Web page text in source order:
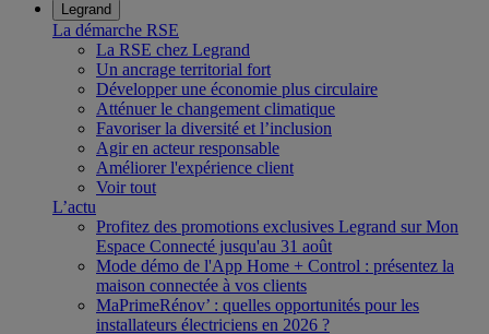
Legrand
La démarche RSE
La RSE chez Legrand
Un ancrage territorial fort
Développer une économie plus circulaire
Atténuer le changement climatique
Favoriser la diversité et l’inclusion
Agir en acteur responsable
Améliorer l'expérience client
Voir tout
L’actu
Profitez des promotions exclusives Legrand sur Mon
Espace Connecté jusqu'au 31 août
Mode démo de l'App Home + Control : présentez la
maison connectée à vos clients
MaPrimeRénov’ : quelles opportunités pour les
installateurs électriciens en 2026 ?